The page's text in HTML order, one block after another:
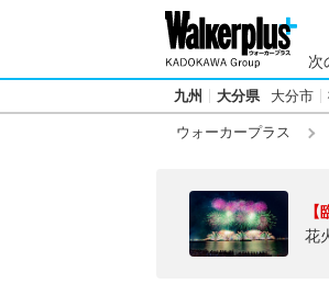
次
九州 大分県 大分市
ウォーカープラス
花